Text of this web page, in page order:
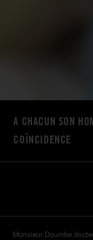
A CHACUN SON
COÏNCIDENCE
Monsieur Doumbe